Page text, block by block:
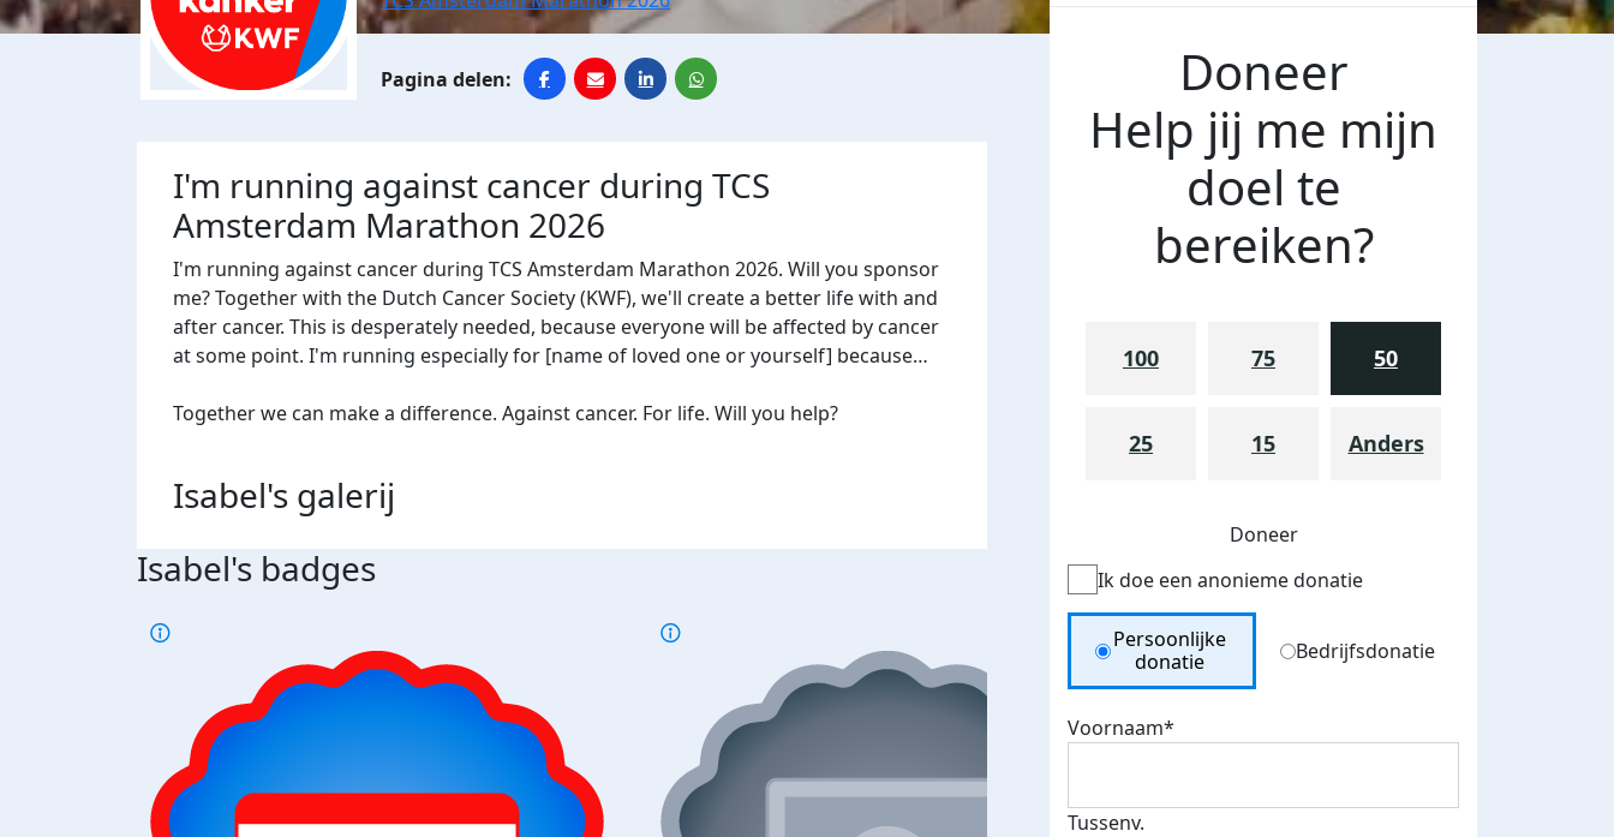
I'm running against cancer during TCS
Amsterdam Marathon 2026
I'm running against cancer during TCS Amsterdam Marathon 2026. Will you sponsor
me? Together with the Dutch Cancer Society (KWF), we'll create a better life with and
after cancer. This is desperately needed, because everyone will be affected by cancer
at some point. I'm running especially for [name of loved one or yourself] because…
Together we can make a difference. Against cancer. For life. Will you help?
Isabel's galerij
Isabel's badges
Doneer
Help jij me mijn
doel te
bereiken?
100 75 50
25 15 Anders
Doneer
Ik doe een anonieme donatie
Donation Type
Persoonlijke
donatie
Bedrijfsdonatie
Voornaam*
Tussenv.